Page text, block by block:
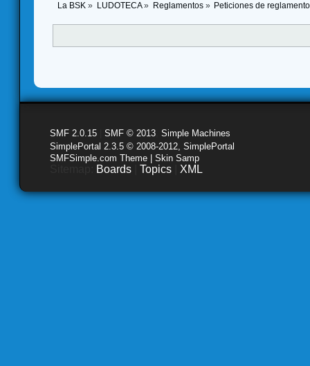
La BSK » LUDOTECA» Reglamentos» Peticiones de
SMF 2.0.15 SMF © 2013 Simple Machines
SimplePortal 2.3.5 © 2008-2012, SimplePortal
SMFSimple.com Theme | Skin Samp
Boards Topics XML